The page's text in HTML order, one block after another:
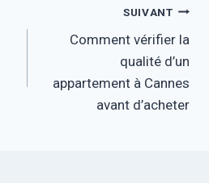
SUIVANT
Comment vérifier la
qualité d’un
appartement à Cannes
avant d’acheter